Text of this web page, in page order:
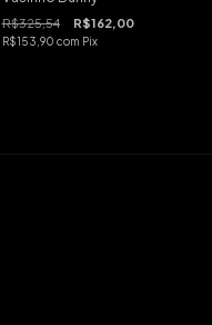
R$325,54 R$162,00
R$153,90 com Pix